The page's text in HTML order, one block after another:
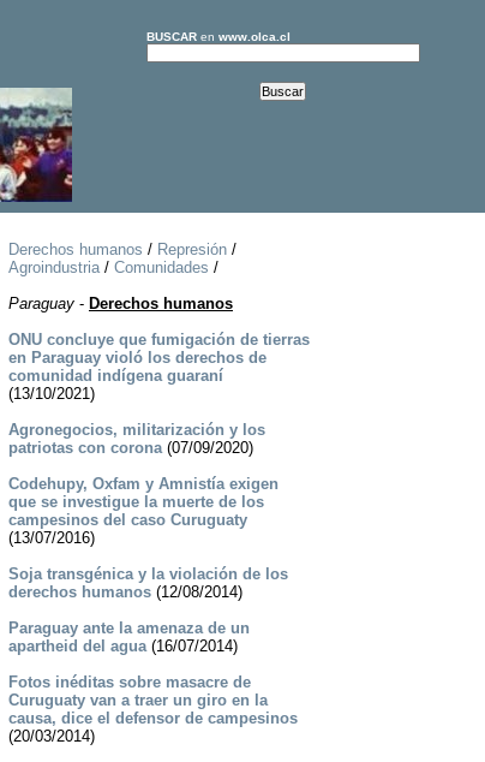
BUSCARen www.olca.cl
Derechos humanos / Represión/
Agroindustria/ Comunidades /
Paraguay- Derechos humanos
ONU concluye que fumigación de tierras
en Paraguay violó los derechos de
comunidad indígena guaraní
(13/10/2021)
Agronegocios, militarización y los
patriotas con corona(07/09/2020)
Codehupy, Oxfam y Amnistía exigen
que se investigue la muerte de los
campesinos del caso Curuguaty
(13/07/2016)
Soja transgénica y la violación de los
derechos humanos(12/08/2014)
Paraguay ante la amenaza de un
apartheid del agua(16/07/2014)
Fotos inéditas sobre masacre de
Curuguaty van a traer un giro en la
causa, dice el defensor de campesinos
(20/03/2014)